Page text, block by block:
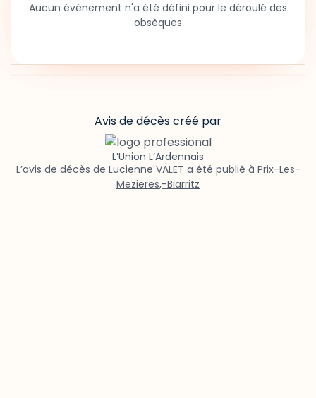
Aucun événement n'a été défini pour le déroulé des
obsèques
Avis de décès créé par
L’Union L’Ardennais
L’avis de décès de Lucienne VALET a été publié à Prix-Les-
Mezieres,-Biarritz